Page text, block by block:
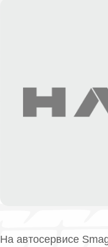
На автосервисе